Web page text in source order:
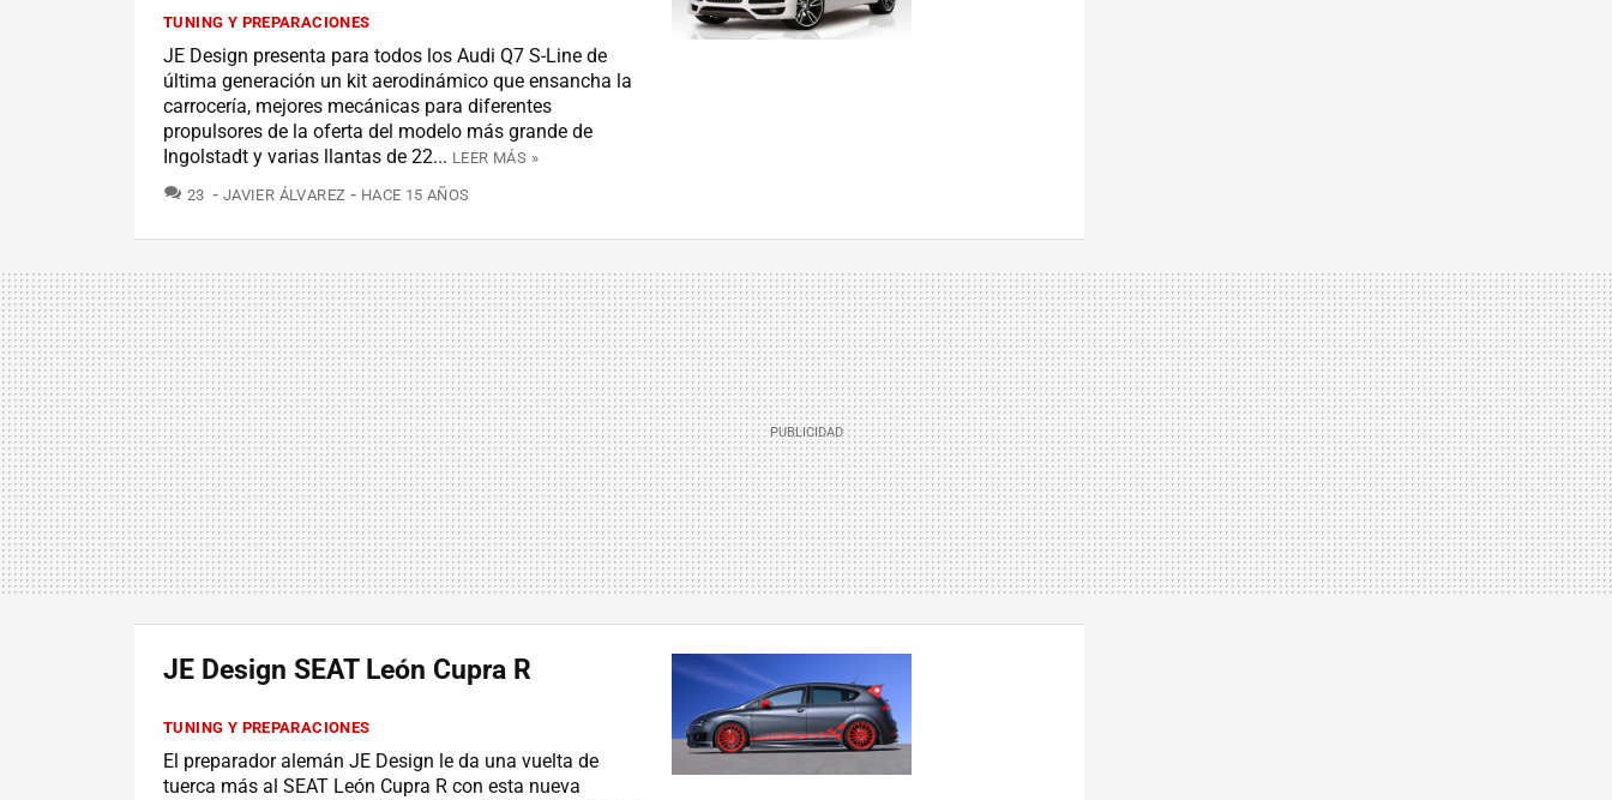
TUNING Y PREPARACIONES
JE Design presenta para todos los Audi Q7 S-Line de
última generación un kit aerodinámico que ensancha la
carrocería, mejores mecánicas para diferentes
propulsores de la oferta del modelo más grande de
Ingolstadt y varias llantas de 22... LEER MÁS »
23 COMENTARIOS
JAVIER ÁLVAREZ HACE 15 AÑOS
JE Design SEAT León Cupra R
TUNING Y PREPARACIONES
El preparador alemán JE Design le da una vuelta de
tuerca más al SEAT León Cupra R con esta nueva